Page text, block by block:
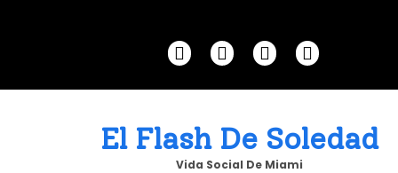
El Flash De Soledad
Vida Social De Miami